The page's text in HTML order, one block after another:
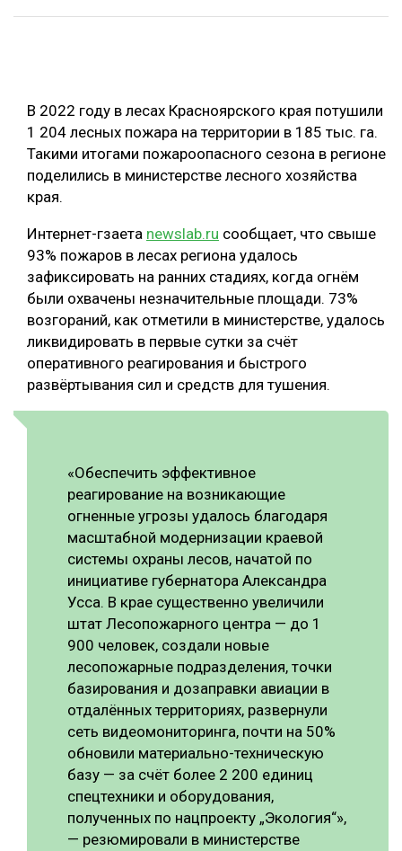
ЛЕСОВОССТАНОВЛЕНИЕ И ЗАЩИТА
ЛОГИСТИКА
ПРОИЗВОДСТВО ДРЕВЕСНЫХ ПЛИТ
КОМПЛЕКСНАЯ ПЕРЕРАБОТКА
ЛЕСОПИЛЕНИЕ
БЕЗОПАСНОЕ ПРОИЗВОДСТВО
ТЕМАТИЧЕСКИЕ ПРОЕКТЫ
ПОДБОРКИ СТАТЕЙ
В 2022 году в лесах Красноярского края потушили
1 204 лесных пожара на территории в 185 тыс. га.
Такими итогами пожароопасного сезона в регионе
поделились в министерстве лесного хозяйства
края.
Интернет-гзаета newslab.ru сообщает, что свыше
93% пожаров в лесах региона удалось
зафиксировать на ранних стадиях, когда огнём
были охвачены незначительные площади. 73%
возгораний, как отметили в министерстве, удалось
ликвидировать в первые сутки за счёт
оперативного реагирования и быстрого
развёртывания сил и средств для тушения.
«Обеспечить эффективное
реагирование на возникающие
огненные угрозы удалось благодаря
масштабной модернизации краевой
системы охраны лесов, начатой по
инициативе губернатора Александра
Усса. В крае существенно увеличили
штат Лесопожарного центра — до 1
900 человек, создали новые
лесопожарные подразделения, точки
базирования и дозаправки авиации в
отдалённых территориях, развернули
сеть видеомониторинга, почти на 50%
обновили материально-техническую
базу — за счёт более 2 200 единиц
спецтехники и оборудования,
полученных по нацпроекту „Экология“»,
— резюмировали в министерстве